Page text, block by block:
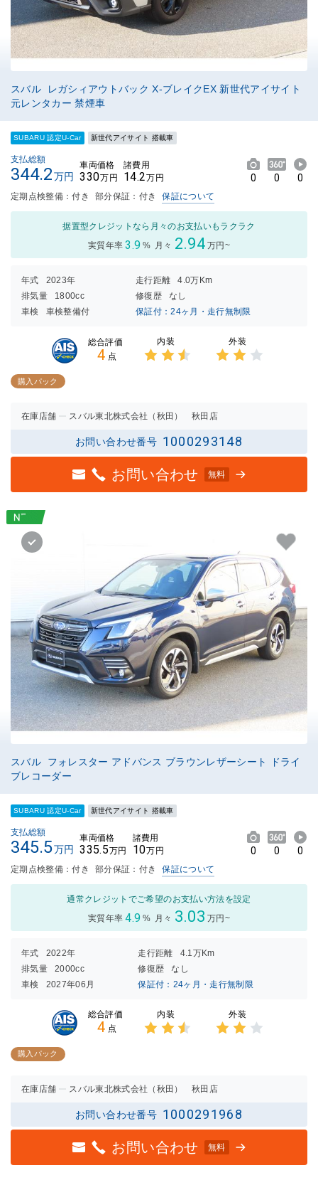
スバル レガシィアウトバック X-ブレイクEX 新世代アイサイト
元レンタカー 禁煙車
SUBARU 認定U-Car 新世代アイサイト 搭載車
支払総額
344.2万円
車両価格
330万円
諸費用
14.2万円 0 0 0
定期点検整備：付き 部分保証：付き 保証について
据置型クレジットなら月々のお支払いもラクラク
実質年率 3.9 % 月々 2.94 万円~
年式 2023年 走行距離
4.0万Km
排気量
1800cc 修復歴
なし
車検
車検整備付 保証付：24ヶ月・走行無制限
総合評価
4 点
内装 外装
購入パック
在庫店舗 スバル東北株式会社（秋田） 秋田店
お問い合わせ番号 1000293148
お問い合わせ 無料
スバル フォレスター アドバンス ブラウンレザーシート ドライ
ブレコーダー
SUBARU 認定U-Car 新世代アイサイト 搭載車
支払総額
345.5万円
車両価格
335.5万円
諸費用
10万円 0 0 0
定期点検整備：付き 部分保証：付き 保証について
通常クレジットでご希望のお支払い方法を設定
実質年率 4.9 % 月々 3.03 万円~
年式 2022年 走行距離
4.1万Km
排気量
2000cc 修復歴
なし
車検
2027年06月 保証付：24ヶ月・走行無制限
総合評価
4 点
内装 外装
購入パック
在庫店舗 スバル東北株式会社（秋田） 秋田店
お問い合わせ番号 1000291968
お問い合わせ 無料